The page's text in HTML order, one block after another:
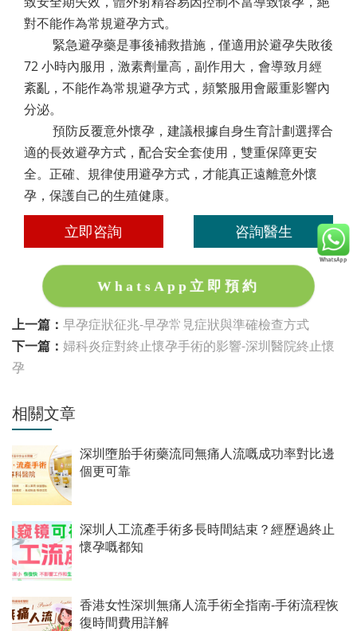
對不能作為常規避孕方式。
緊急避孕藥是事後補救措施，僅適用於避孕失敗後
72 小時內服用，激素劑量高，副作用大，會導致月經
紊亂，不能作為常規避孕方式，頻繁服用會嚴重影響內
分泌。
預防反覆意外懷孕，建議根據自身生育計劃選擇合
適的長效避孕方式，配合安全套使用，雙重保障更安
全。正確、規律使用避孕方式，才能真正遠離意外懷
孕，保護自己的生殖健康。
立即咨詢 咨詢醫生
WhatsApp立即預約
上一篇： 早孕症狀征兆-早孕常見症狀與準確檢查方式
下一篇： 婦科炎症對終止懷孕手術的影響-深圳醫院終止懷
孕
相關文章
深圳墮胎手術藥流同無痛人流嘅成功率對比邊
個更可靠
深圳人工流產手術多長時間結束？經歷過終止
懷孕嘅都知
香港女性深圳無痛人流手術全指南-手術流程恢
復時間費用詳解